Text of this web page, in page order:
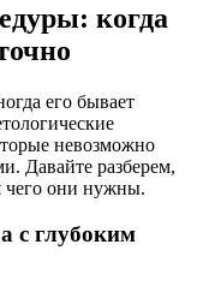
когда
его бывает
невозможно
Давайте разберем,
чего они нужны.
с глубоким